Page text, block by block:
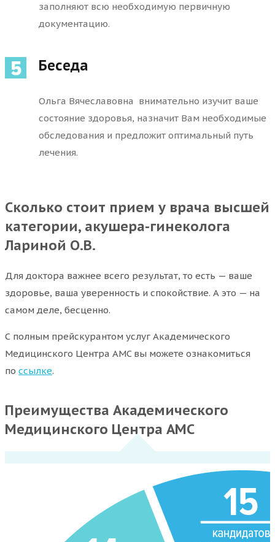
заполняют всю необходимую первичную
документацию.
Беседа
Ольга Вячеславовна внимательно изучит ваше
состояние здоровья, назначит Вам необходимые
обследования и предложит оптимальный путь
лечения.
Сколько стоит прием у врача высшей
категории, акушера-гинеколога
Лариной О.В.
Для доктора важнее всего результат, то есть — ваше
здоровье, ваша уверенность и спокойствие. А это — на
самом деле, бесценно.
С полным прейскурантом услуг Академического
Медицинского Центра AMC вы можете ознакомиться
по ссылке.
Преимущества Академического
Медицинского Центра АМС